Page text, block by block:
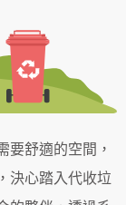
要舒適的空間，
決心踏入代收垃